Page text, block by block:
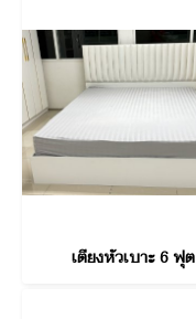
เตียงหัวเบาะ 6 ฟุต